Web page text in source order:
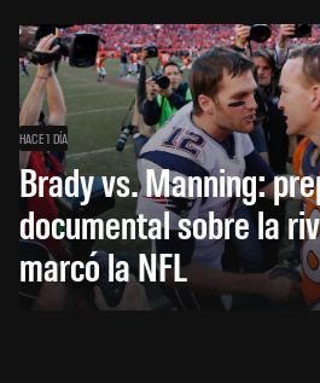
HACE 1 DÍA
Brady vs. Manning:
documental sobre la
marcó la NFL